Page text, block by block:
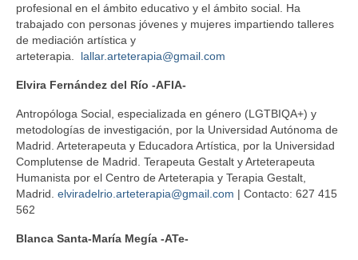
FORMACIONES
BLOG
CONTACTO
profesional en el ámbito educativo y el ámbito social. Ha
trabajado con personas jóvenes y mujeres impartiendo talleres
de mediación artística y
arteterapia. lallar.arteterapia@gmail.com
Elvira Fernández del Río -AFIA-
Antropóloga Social, especializada en género (LGTBIQA+) y
metodologías de investigación, por la Universidad Autónoma de
Madrid. Arteterapeuta y Educadora Artística, por la Universidad
Complutense de Madrid. Terapeuta Gestalt y Arteterapeuta
Humanista por el Centro de Arteterapia y Terapia Gestalt,
Madrid. elviradelrio.arteterapia@gmail.com | Contacto: 627 415
562
Blanca Santa-María Megía -ATe-